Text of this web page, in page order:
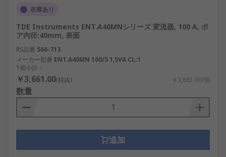
在庫あり
TDE Instruments ENT.A40MNシリーズ 変流器, 100 A, ボ
ア内径:40mm, 表面
RS品番 566-713
メーカー型番 ENT.A40MN 100/5 1,5VA CL:1
1個小計：
￥3,661.00(税抜) ￥3,661.00/個
数量
追加